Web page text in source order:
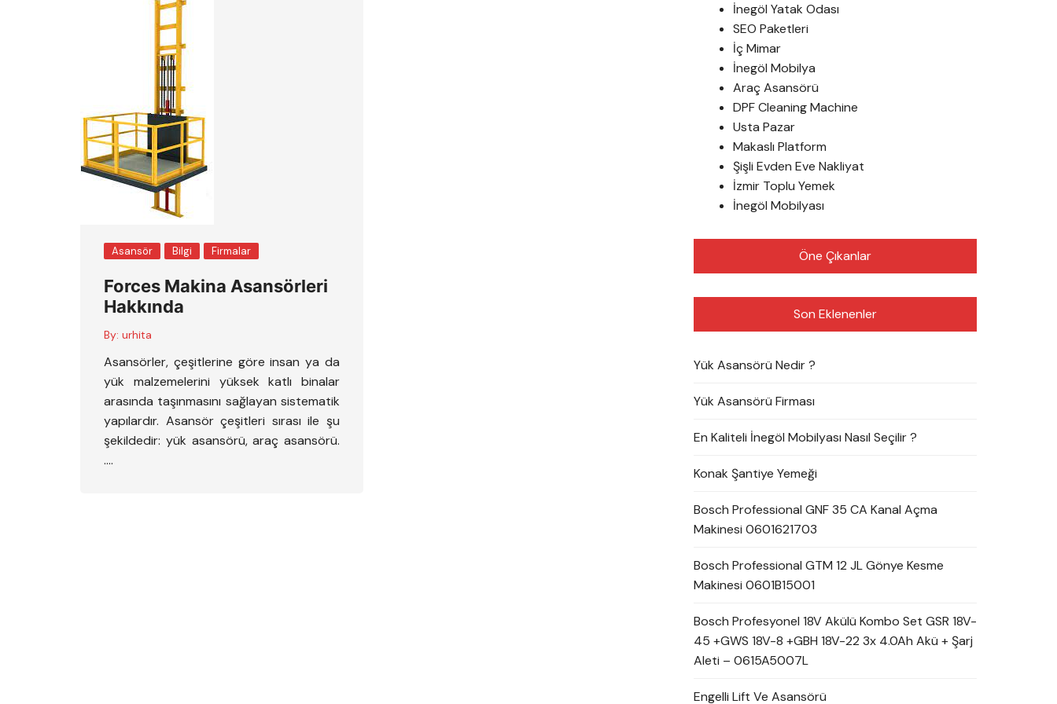
Asansör Bilgi Firmalar
Forces Makina Asansörleri
Hakkında
By: urhita
Asansörler, çeşitlerine göre insan ya da
yük malzemelerini yüksek katlı binalar
arasında taşınmasını sağlayan sistematik
yapılardır. Asansör çeşitleri sırası ile şu
şekildedir: yük asansörü, araç asansörü.
….
İnegöl Yatak Odası
SEO Paketleri
İç Mimar
İnegöl Mobilya
Araç Asansörü
DPF Cleaning Machine
Usta Pazar
Makaslı Platform
Şişli Evden Eve Nakliyat
İzmir Toplu Yemek
İnegöl Mobilyası
Öne Çıkanlar
Son Eklenenler
Yük Asansörü Nedir ?
Yük Asansörü Firması
En Kaliteli İnegöl Mobilyası Nasıl Seçilir ?
Konak Şantiye Yemeği
Bosch Professional GNF 35 CA Kanal Açma
Makinesi 0601621703
Bosch Professional GTM 12 JL Gönye Kesme
Makinesi 0601B15001
Bosch Profesyonel 18V Akülü Kombo Set GSR 18V-
45 +GWS 18V-8 +GBH 18V-22 3x 4.0Ah Akü + Şarj
Aleti – 0615A5007L
Engelli Lift Ve Asansörü